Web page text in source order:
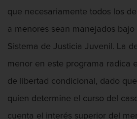
Delitos Violentos
Aumento de
Disuadir a un Testigo
Homicidio
que necesariamente todos los
a menores sean manejados bajo
Sistema de Justicia Juvenil. La
menor en este programa radica
de libertad condicional, dado
quien determine el curso del
cuenta el interés superior del